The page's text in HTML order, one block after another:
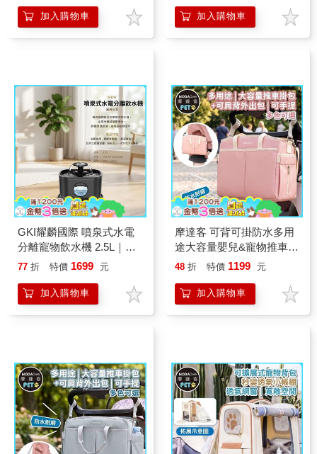
加入購物車 加入購物車
GKI耀麟國際 噴泉式水電
分離寵物飲水機 2.5L｜活
水循環｜7重過濾｜超靜音
77 折 特價 1699 元
加入購物車
摩達客 可背可掛防水多用
途大容量嬰兒&寵物推車掛
包肩背包 粉色 可手提斜背
48 折 特價 1199 元
加入購物車